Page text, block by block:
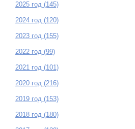
2025 год (145)
2024 год (120)
2023 год (155)
2022 год (99)
2021 год (101)
2020 год (216)
2019 год (153)
2018 год (180)